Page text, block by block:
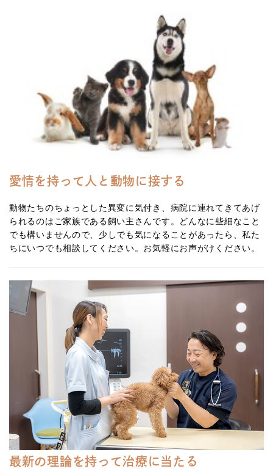
愛情を持って人と動物に接する
動物たちのちょっとした異変に気付き、病院に連れてきてあげ
られるのはご家族である飼い主さんです。どんなに些細なこと
でも構いませんので、少しでも気になることがあったら、私た
ちにいつでも相談してください。お気軽にお声がけください。
最新の理論を持って治療に当たる